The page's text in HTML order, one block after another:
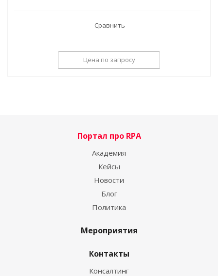
Сравнить
Цена по запросу
Портал про RPA
Академия
Кейсы
Новости
Блог
Политика
Мероприятия
Контакты
Консалтинг